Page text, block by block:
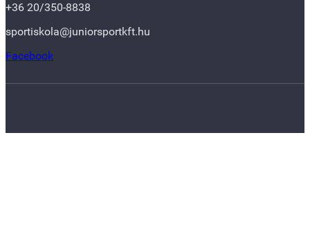
+36 20/350-8838
sportiskola@juniorsportkft.hu
Facebook